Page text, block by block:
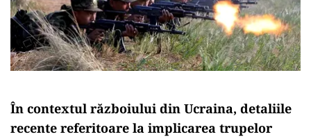
În contextul războiului din Ucraina, detaliile
recente referitoare la implicarea trupelor